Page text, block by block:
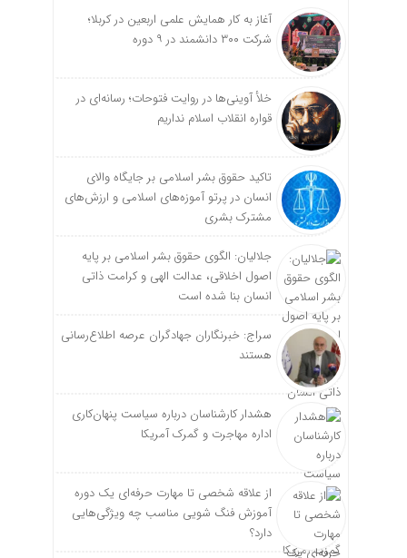
آغاز به کار همایش علمی اربعین در کربلا؛
شرکت ۳۰۰ دانشمند در ۹ دوره
خلأ آوینی‌ها در روایت فتوحات؛ رسانه‌ای در
قواره انقلاب اسلام نداریم
تاکید حقوق بشر اسلامی بر جایگاه والای
انسان در پرتو آموزه‌های اسلامی و ارزش‌های
مشترک بشری
جلالیان: الگوی حقوق بشر اسلامی بر پایه
اصول اخلاقی، عدالت الهی و کرامت ذاتی
انسان بنا شده است
سراج: خبرنگاران جهادگران عرصه اطلاع‌رسانی
هستند
هشدار کارشناسان درباره سیاست پنهان‌کاری
اداره مهاجرت و گمرک آمریکا
از علاقه شخصی تا مهارت حرفه‌ای یک دوره
آموزش فنگ شویی مناسب چه ویژگی‌هایی
دارد؟